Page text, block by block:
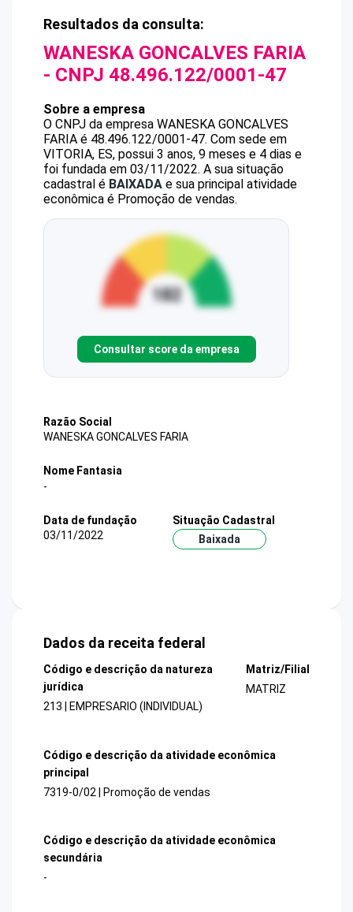
Resultados da consulta:
WANESKA GONCALVES FARIA
- CNPJ 48.496.122/0001-47
Sobre a empresa
O CNPJ da empresa WANESKA GONCALVES
FARIA é 48.496.122/0001-47. Com sede em
VITORIA, ES, possui 3 anos, 9 meses e 4 dias e
foi fundada em 03/11/2022. A sua situação
cadastral é BAIXADA e sua principal atividade
econômica é Promoção de vendas.
Consultar score da empresa
Razão Social
WANESKA GONCALVES FARIA
Nome Fantasia
-
Data de fundação
03/11/2022
Situação Cadastral
Baixada
Dados da receita federal
Código e descrição da natureza
jurídica
213 | EMPRESARIO (INDIVIDUAL)
Matriz/Filial
MATRIZ
Código e descrição da atividade econômica
principal
7319-0/02 | Promoção de vendas
Código e descrição da atividade econômica
secundária
-